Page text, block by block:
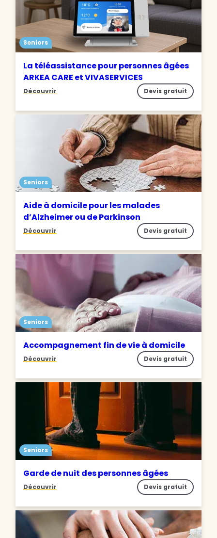
Seniors
La téléassistance pour personnes âgées
ARKEA CARE et VIVASERVICES
Découvrir Devis gratuit
Seniors
Aide à domicile pour les malades
d’Alzheimer ou de Parkinson
Découvrir Devis gratuit
Seniors
Accompagnement fin de vie à domicile
Découvrir Devis gratuit
Seniors
Garde de nuit des personnes âgées
Découvrir Devis gratuit